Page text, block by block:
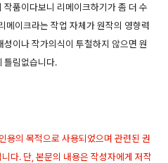
품이다보니 리메이크하기가 좀 더 수
메이크라는 작업 자체가 원작의 영향력
이나 작가의식이 투철하지 않으면 원
틀림없습니다.
용의 목적으로 사용되었으며 관련된 권
다. 단, 본문의 내용은 작성자에게 저작